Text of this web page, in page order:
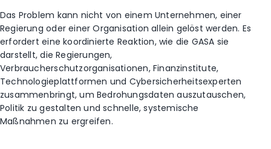
Das Problem kann nicht von einem Unternehmen, einer
Regierung oder einer Organisation allein gelöst werden. Es
erfordert eine koordinierte Reaktion, wie die GASA sie
darstellt, die Regierungen,
Verbraucherschutzorganisationen, Finanzinstitute,
Technologieplattformen und Cybersicherheitsexperten
zusammenbringt, um Bedrohungsdaten auszutauschen,
Politik zu gestalten und schnelle, systemische
Maßnahmen zu ergreifen.